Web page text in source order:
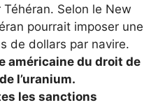
Selon le New
pourrait imposer une
de dollars par navire.
américaine du droit de
l’uranium.
les sanctions